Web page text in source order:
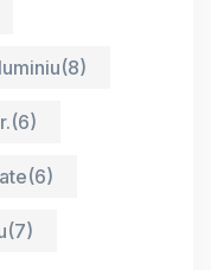
(8)
(6)
(6)
(7)